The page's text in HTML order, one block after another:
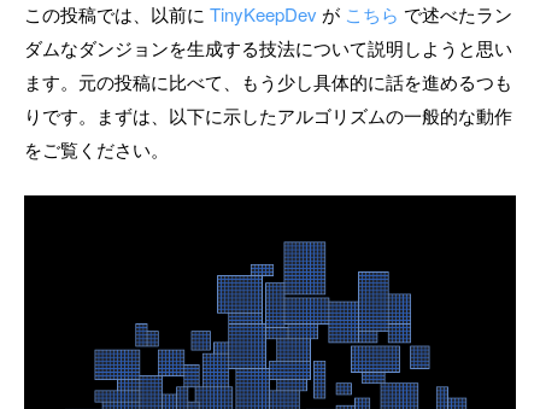
この投稿では、以前に TinyKeepDev が こちら で述べたラン
ダムなダンジョンを生成する技法について説明しようと思い
ます。元の投稿に比べて、もう少し具体的に話を進めるつも
りです。まずは、以下に示したアルゴリズムの一般的な動作
をご覧ください。